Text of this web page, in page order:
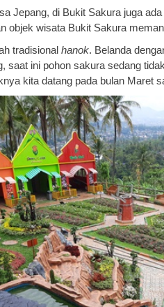
Jepang, di Bukit Sakura juga
objek wisata Bukit Sakura
tradisional hanok. Belanda
saat ini pohon sakura sedang
kita datang pada bulan Maret